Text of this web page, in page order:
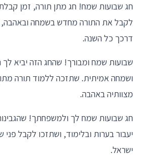
חג שבועות שמח! חג מתן תורה, זמן
לקבל את התורה מחדש בשמחה ובאהבה,
דרכך כל השנה.
שבועות שמח ומבורך! שהחג הזה יביא
ושמחה אמיתית. שתזכה ללמוד תורה
מצוותיה באהבה.
חג שבועות שמח לך ולמשפחתך!
יעבור בערות ובלימוד, ושתזכו לקבל
ישראל.